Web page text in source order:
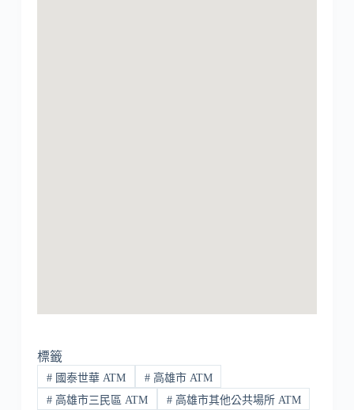
標籤
#國泰世華 ATM #高雄市 ATM
#高雄市三民區 ATM #高雄市其他公共場所 ATM